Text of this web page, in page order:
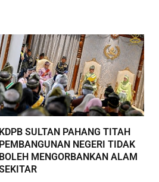
KDPB SULTAN PAHANG TITAH
PEMBANGUNAN NEGERI TIDAK
BOLEH MENGORBANKAN ALAM